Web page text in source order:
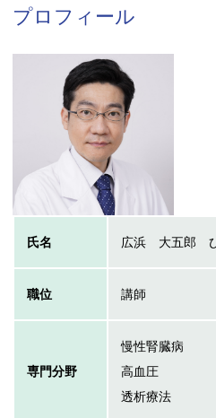
プロフィール
氏名 広浜 大五郎
職位 講師
専門分野
慢性腎臓病
高血圧
透析療法